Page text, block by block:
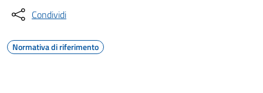
Condividi
Normativa di riferimento